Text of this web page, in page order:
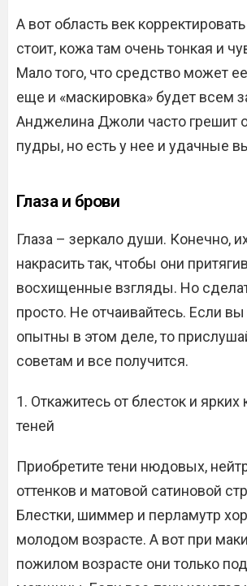
А вот область век
стоит, кожа там очень тонкая и
Мало того, что средство может
еще и «маскировка» будет всем
Анджелина Джоли часто грешит
пудры, но есть у нее и удачные
Глаза и брови
Глаза – зеркало души. Конечно,
накрасить так, чтобы они
восхищенные взгляды. Но
просто. Не отчаивайтесь. Если
опытны в этом деле, то
советам и все получится.
1. Откажитесь от блесток и ярких
теней
Приобретите тени нюдовых,
оттенков и матовой сатиновой
Блестки, шиммер и перламутр
молодом возрасте. А вот при
пожилом возрасте они только